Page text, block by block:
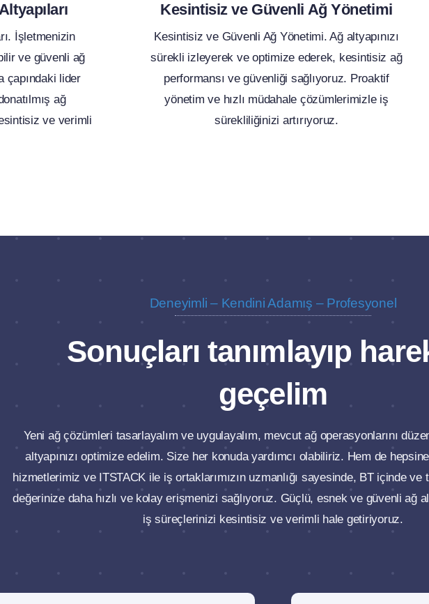
İşletmenizin
ve güvenli ağ
çapındaki lider
ağ
ve verimli
Kesintisiz ve Güvenli Ağ Yönetimi
Kesintisiz ve Güvenli Ağ Yönetimi. Ağ altyapınızı
sürekli izleyerek ve optimize ederek, kesintisiz ağ
performansı ve güvenliği sağlıyoruz. Proaktif
yönetim ve hızlı müdahale çözümlerimizle iş
sürekliliğinizi artırıyoruz.
Deneyimli – Kendini Adamış – Profesyonel
Sonuçları tanımlayıp
geçelim
Yeni ağ çözümleri tasarlayalım ve uygulayalım, mevcut ağ operasyonlarını
altyapınızı optimize edelim. Size her konuda yardımcı olabiliriz. Hem de
hizmetlerimiz ve ITSTACK ile iş ortaklarımızın uzmanlığı sayesinde, BT içinde
değerinize daha hızlı ve kolay erişmenizi sağlıyoruz. Güçlü, esnek ve güvenli ağ
iş süreçlerinizi kesintisiz ve verimli hale getiriyoruz.